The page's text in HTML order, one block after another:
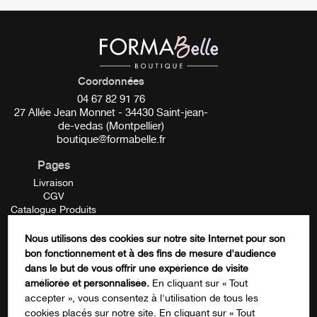
Pigment Perma Blend Luxe
Conditionnement :15 ml
Tonalité :Chaude
Opacité: Moyenne
Propriétés de la formulation
produits organiques et inorganiques)
__________
Fiche de données de sécurité Spice
Email
Coordonnées
04 67 82 91 76
27 Allée Jean Monnet - 34430 Saint-jean-
de-vedas (Montpellier)
boutique@formabelle.fr
Pages
Livraison
CGV
Catalogue Produits
Contactez-nous
FORMATION
Nous utilisons des cookies sur notre site Internet pour son
bon fonctionnement et à des fins de mesure d'audience
dans le but de vous offrir une expérience de visite
améliorée et personnalisée. En cliquant sur « Tout
accepter », vous consentez à l'utilisation de tous les
cookies placés sur notre site. En cliquant sur « Tout